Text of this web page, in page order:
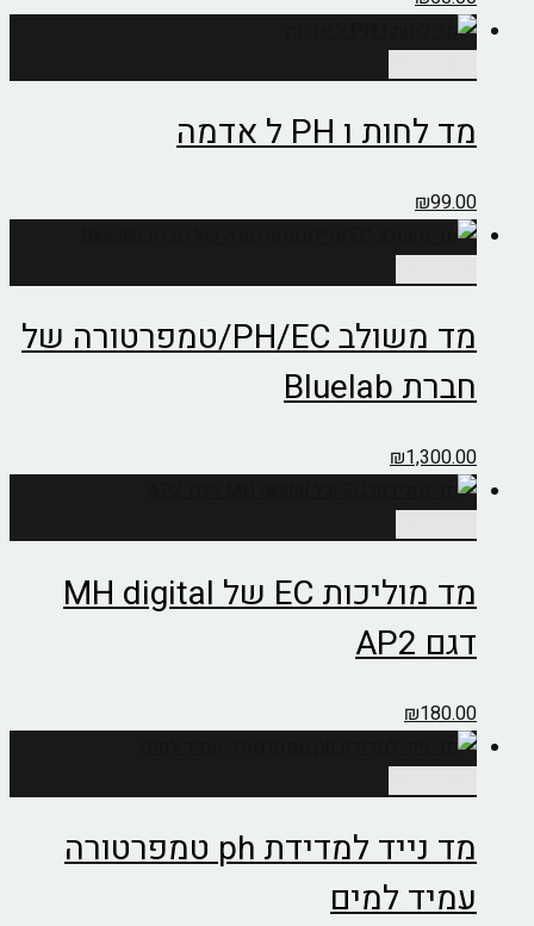
מד לחות ו PH ל אדמה
₪99.00
מד משולב PH/EC/טמפרטורה של
חברת Bluelab
₪1,300.00
מד מוליכות EC של MH digital
דגם AP2
₪180.00
מד נייד למדידת ph טמפרטורה
עמיד למים